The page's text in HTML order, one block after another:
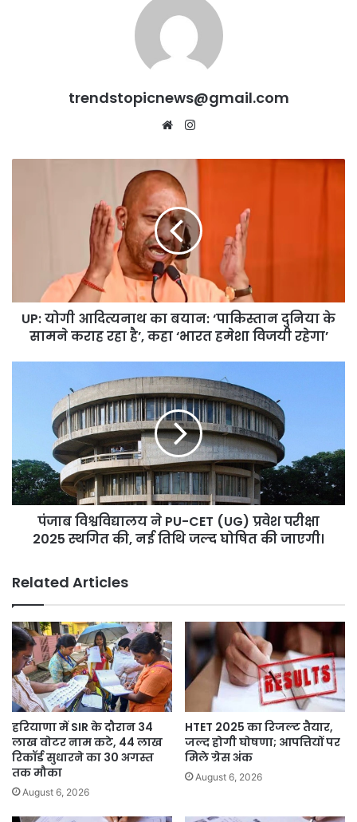
trendstopicnews@gmail.com
Website
सामने
कराहUP: योगी आदित्यनाथ का बयान: ‘पाकिस्तान दुनिया के
सामने कराह रहा है’, कहा ‘भारत हमेशा विजयी रहेगा’
प्रवेश
परीक्षा
2025
जल्द
घोषित
की
जाएगी।
पंजाब विश्वविद्यालय ने PU-CET (UG) प्रवेश परीक्षा
2025 स्थगित की, नई तिथि जल्द घोषित की जाएगी।
Related Articles
हरियाणा में SIR के दौरान 34
लाख वोटर नाम कटे, 44 लाख
रिकॉर्ड सुधारने का 30 अगस्त
तक मौका
August 6, 2026
HTET 2025 का रिजल्ट तैयार,
जल्द होगी घोषणा; आपत्तियों पर
मिले ग्रेस अंक
August 6, 2026